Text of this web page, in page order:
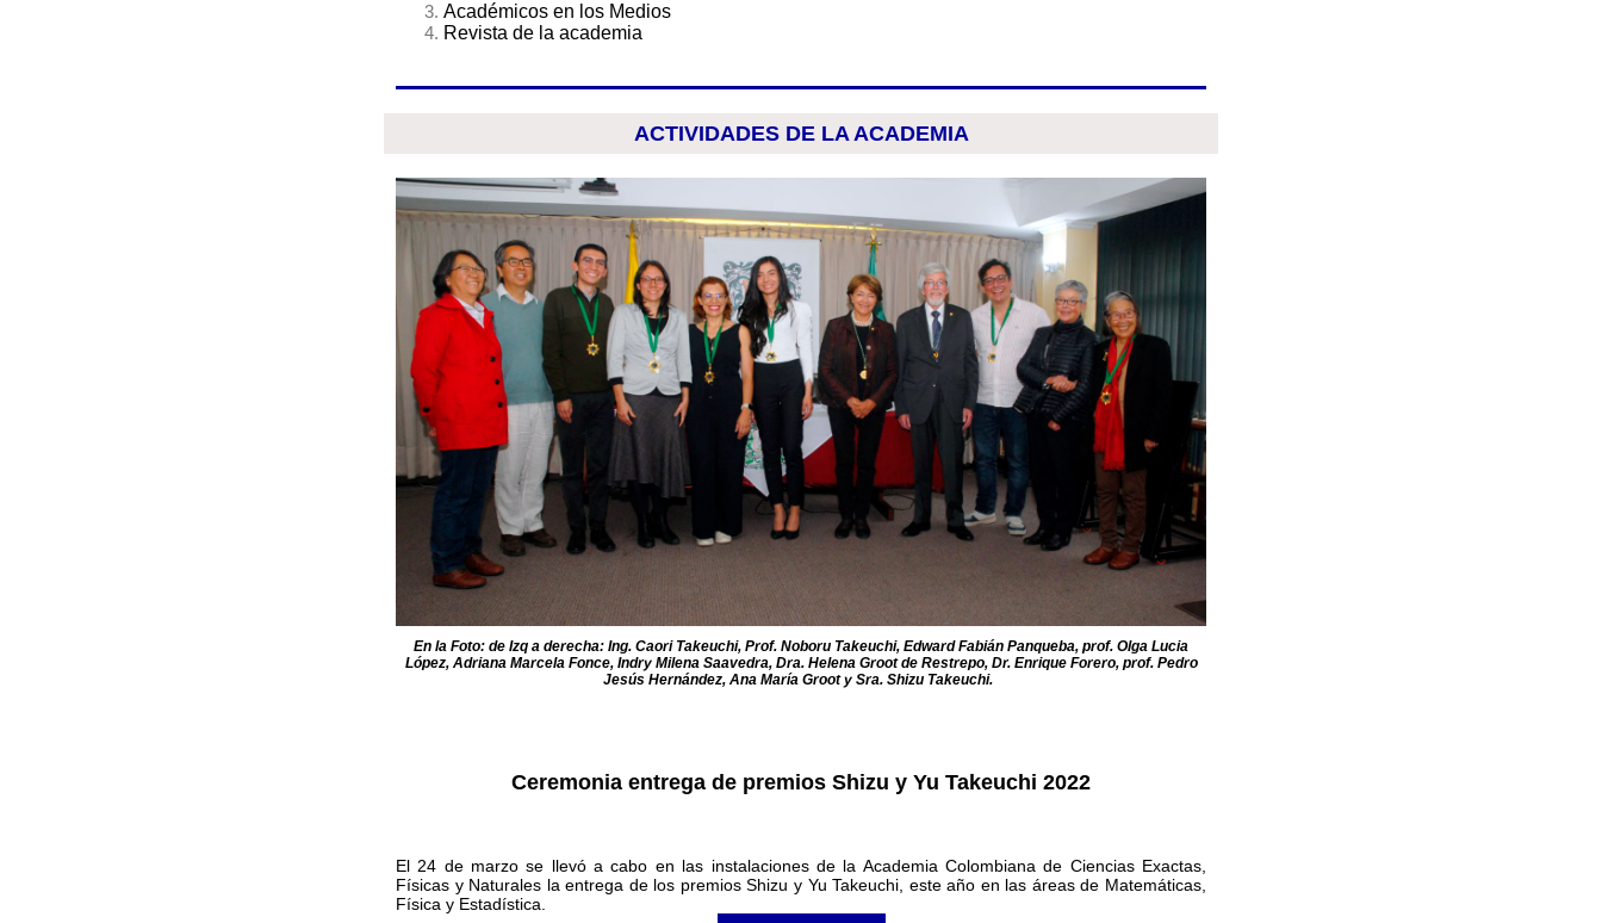
Académicos en los Medios
Revista de la academia
ACTIVIDADES DE LA ACADEMIA
En la Foto: de Izq a derecha: Ing. Caori Takeuchi, Prof. Noboru Takeuchi, Edward Fabián Panqueba, prof. Olga Lucia
López, Adriana Marcela Fonce, Indry Milena Saavedra, Dra. Helena Groot de Restrepo, Dr. Enrique Forero, prof. Pedro
Jesús Hernández, Ana María Groot y Sra. Shizu Takeuchi.
Ceremonia entrega de premios Shizu y Yu Takeuchi 2022
El 24 de marzo se llevó a cabo en las instalaciones de la Academia Colombiana de Ciencias Exactas,
Físicas y Naturales la entrega de los premios Shizu y Yu Takeuchi, este año en las áreas de Matemáticas,
Física y Estadística.